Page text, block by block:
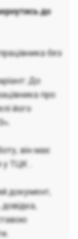
до
без
До
про
його
він має
ТЦК .
документ,